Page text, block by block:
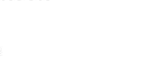
e Bronzeador